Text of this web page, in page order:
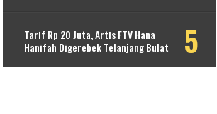
Tarif Rp 20 Juta, Artis FTV Hana
Hanifah Digerebek Telanjang Bulat